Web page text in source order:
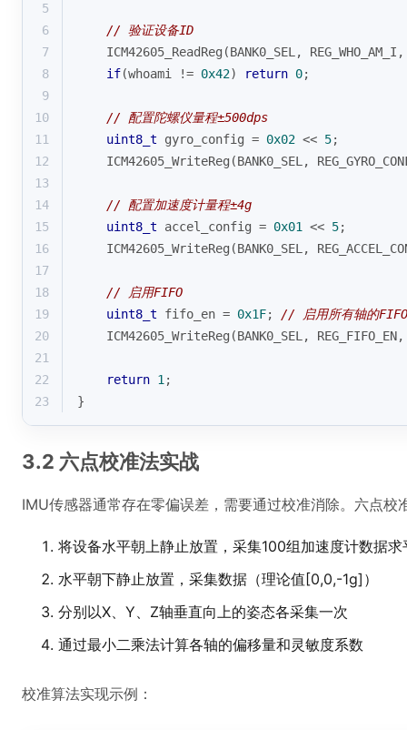
5
6
// 验证设备ID
7
ICM42605_ReadReg(BANK0_SEL,
8
if(whoami != 0x42) return 0;
9
10
// 配置陀螺仪量程±500dps
11
uint8_t gyro_config = 0x02 << 5;
12
ICM42605_WriteReg(BANK0_SEL,
13
14
// 配置加速度计量程±4g
15
uint8_t accel_config = 0x01 << 5;
16
ICM42605_WriteReg(BANK0_SEL,
17
18
// 启用FIFO
19
uint8_t fifo_en = 0x1F; // 启用所有轴的FIFO
20
ICM42605_WriteReg(BANK0_SEL,
21
22
return 1 ;
23
}
3.2 六点校准法实战
IMU传感器通常存在零偏误差，需要通过校准消除。六点校
将设备水平朝上静止放置，采集100组加速度计数据
水平朝下静止放置，采集数据（理论值[0,0,-1g]）
分别以X、Y、Z轴垂直向上的姿态各采集一次
通过最小二乘法计算各轴的偏移量和灵敏度系数
校准算法实现示例：